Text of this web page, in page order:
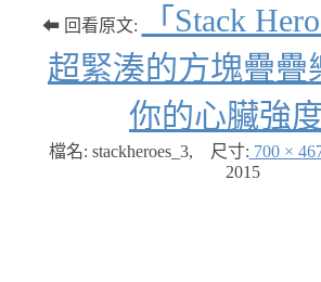
⬅ 回看原文:
「Stack
超緊湊的方塊疊疊
你的心臟強度
檔名: stackheroes_3, 尺寸: 700 ×
2015